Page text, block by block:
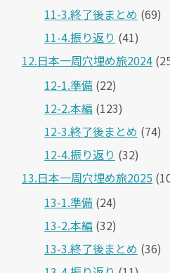
11-3.終了後まとめ (69)
11-4.振り返り (41)
12.日本一周穴埋め旅2024
12-1.準備 (22)
12-2.本編 (123)
12-3.終了後まとめ (74)
12-4.振り返り (32)
13.日本一周穴埋め旅2025
13-1.準備 (24)
13-2.本編 (32)
13-3.終了後まとめ (36)